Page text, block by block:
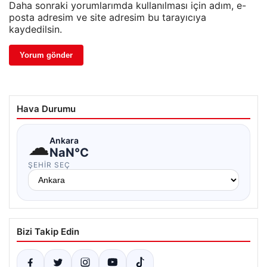
Daha sonraki yorumlarımda kullanılması için adım, e-
posta adresim ve site adresim bu tarayıcıya
kaydedilsin.
Hava Durumu
☁Ankara
NaN°C
ŞEHIR SEÇ
Bizi Takip Edin